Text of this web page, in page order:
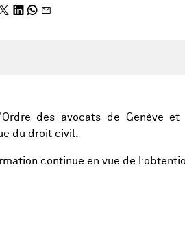
des avocats de Genève et
du droit civil.
continue en vue de